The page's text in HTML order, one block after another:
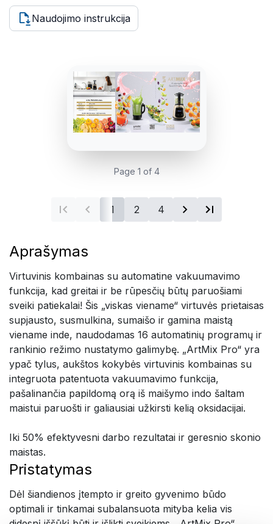
Naudojimo instrukcija
Page 1 of 4
1 2 4
Aprašymas
Virtuvinis kombainas su automatine vakuumavimo
funkcija, kad greitai ir be rūpesčių būtų paruošiami
sveiki patiekalai! Šis „viskas viename“ virtuvės prietaisas
supjausto, susmulkina, sumaišo ir gamina maistą
viename inde, naudodamas 16 automatinių programų ir
rankinio režimo nustatymo galimybę. „ArtMix Pro“ yra
ypač tylus, aukštos kokybės virtuvinis kombainas su
integruota patentuota vakuumavimo funkcija,
pašalinančia papildomą orą iš maišymo indo šaltam
maistui paruošti ir galiausiai užkirsti kelią oksidacijai.
Iki 50% efektyvesni darbo rezultatai ir geresnio skonio
maistas.
Pristatymas
Dėl šiandienos įtempto ir greito gyvenimo būdo
optimali ir tinkamai subalansuota mityba kelia vis